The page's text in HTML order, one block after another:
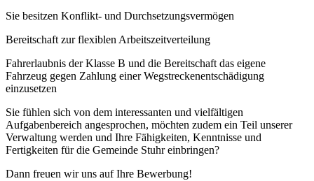
Sie besitzen Konflikt- und Durchsetzungsvermögen
Bereitschaft zur flexiblen Arbeitszeitverteilung
Fahrerlaubnis der Klasse B und die Bereitschaft das eigene
Fahrzeug gegen Zahlung einer Wegstreckenentschädigung
einzusetzen
Sie fühlen sich von dem interessanten und vielfältigen
Aufgabenbereich angesprochen, möchten zudem ein Teil unserer
Verwaltung werden und Ihre Fähigkeiten, Kenntnisse und
Fertigkeiten für die Gemeinde Stuhr einbringen?
Dann freuen wir uns auf Ihre Bewerbung!